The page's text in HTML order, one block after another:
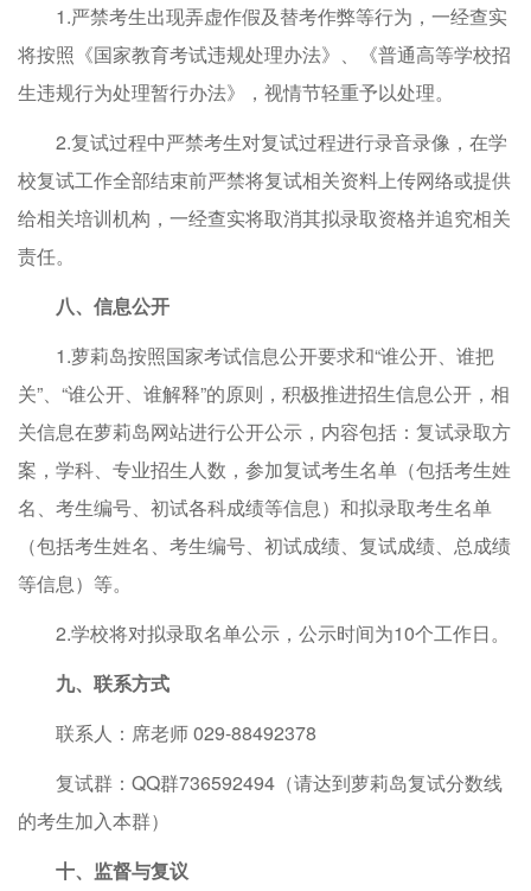
1.严禁考生出现弄虚作假及替考作弊等行为，一经查实
将按照《国家教育考试违规处理办法》、《普通高等学校招
生违规行为处理暂行办法》，视情节轻重予以处理。
2.复试过程中严禁考生对复试过程进行录音录像，在学
校复试工作全部结束前严禁将复试相关资料上传网络或提供
给相关培训机构，一经查实将取消其拟录取资格并追究相关
责任。
八、信息公开
1.萝莉岛按照国家考试信息公开要求和“谁公开、谁把
关”、“谁公开、谁解释”的原则，积极推进招生信息公开，相
关信息在萝莉岛网站进行公开公示，内容包括：复试录取方
案，学科、专业招生人数，参加复试考生名单（包括考生姓
名、考生编号、初试各科成绩等信息）和拟录取考生名单
（包括考生姓名、考生编号、初试成绩、复试成绩、总成绩
等信息）等。
2.学校将对拟录取名单公示，公示时间为10个工作日。
九、联系方式
联系人：席老师 029-88492378
复试群：QQ群736592494（请达到萝莉岛复试分数线
的考生加入本群）
十、监督与复议